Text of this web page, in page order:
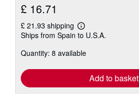
£ 16.71
£ 21.93 shipping
Learn
more
shipping
Ships from Spain to U.S.A.
Quantity: 8 available
Add to basket